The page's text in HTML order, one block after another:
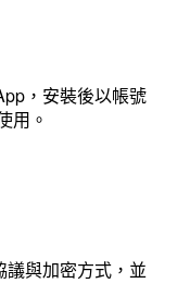
，安裝後以帳號
用。
與加密方式，並